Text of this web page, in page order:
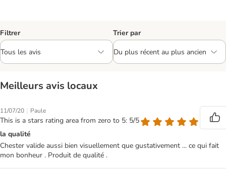
Filtrer Trier par
Meilleurs avis locaux
11/07/20 | Paule
This is a stars rating area from zero to 5: 5/5
la qualité
Chester valide aussi bien visuellement que gustativement ... ce qui fait
mon bonheur . Produit de qualité .